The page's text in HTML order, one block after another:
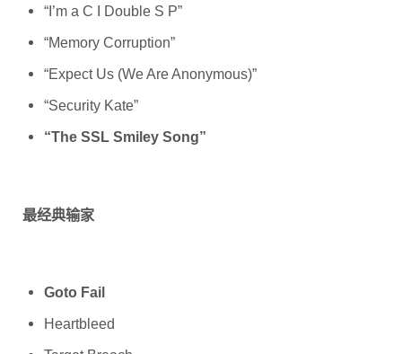
“I’m a C I Double S P”
“Memory Corruption”
“Expect Us (We Are Anonymous)”
“Security Kate”
“The SSL Smiley Song”
最经典输家
Goto Fail
Heartbleed
Target Breach